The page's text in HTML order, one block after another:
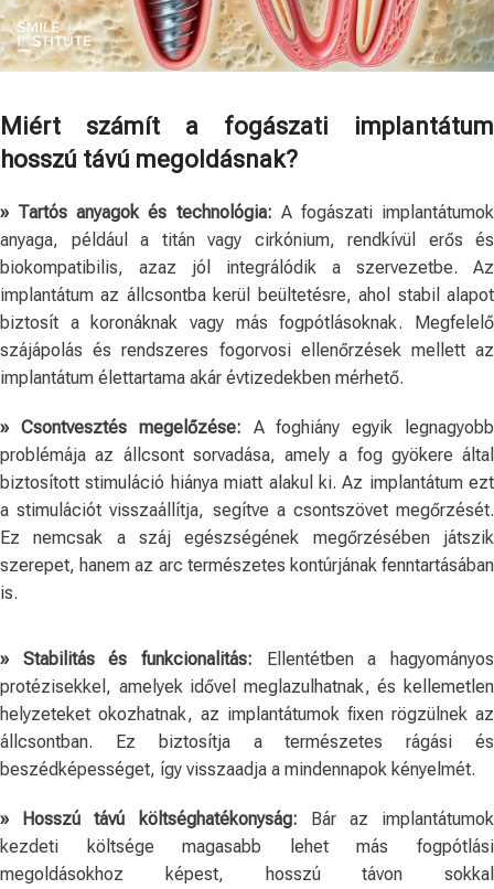
Miért számít a fogászati implantátum
hosszú távú megoldásnak?
» Tartós anyagok és technológia: A fogászati implantátumok
anyaga, például a titán vagy cirkónium, rendkívül erős és
biokompatibilis, azaz jól integrálódik a szervezetbe. Az
implantátum az állcsontba kerül beültetésre, ahol stabil alapot
biztosít a koronáknak vagy más fogpótlásoknak. Megfelelő
szájápolás és rendszeres fogorvosi ellenőrzések mellett az
implantátum élettartama akár évtizedekben mérhető.
» Csontvesztés megelőzése: A foghiány egyik legnagyobb
problémája az állcsont sorvadása, amely a fog gyökere által
biztosított stimuláció hiánya miatt alakul ki. Az implantátum ezt
a stimulációt visszaállítja, segítve a csontszövet megőrzését.
Ez nemcsak a száj egészségének megőrzésében játszik
szerepet, hanem az arc természetes kontúrjának fenntartásában
is.
» Stabilitás és funkcionalitás: Ellentétben a hagyományos
protézisekkel, amelyek idővel meglazulhatnak, és kellemetlen
helyzeteket okozhatnak, az implantátumok fixen rögzülnek az
állcsontban. Ez biztosítja a természetes rágási és
beszédképességet, így visszaadja a mindennapok kényelmét.
» Hosszú távú költséghatékonyság: Bár az implantátumok
kezdeti költsége magasabb lehet más fogpótlási
megoldásokhoz képest, hosszú távon sokkal